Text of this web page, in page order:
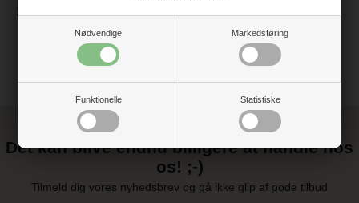
Nødvendige Markedsføring
Funktionelle Statistiske
199 kr.
Det kan blive endnu billigere at handle hos
os! ;-)
Tilmeld dig vores nyhedsbrev og gå ikke glip af gode tilbud